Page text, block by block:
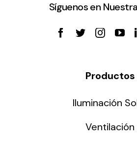
Síguenos en
Productos
Iluminación
Ventilación